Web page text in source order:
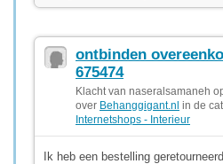
ontbinden
675474
Klacht van naseralsamaneh
over Behanggigant.nl in de
Internetshops - Interieur
Ik heb een bestelling